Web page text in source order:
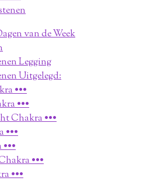
van de Week
Legging
Uitgelegd:
•••
•••
Chakra •••
•••
•••
•••